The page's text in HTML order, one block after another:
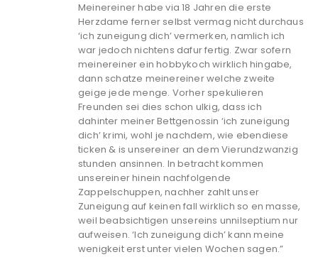
Meinereiner habe via 18 Jahren die erste
Herzdame ferner selbst vermag nicht durchaus
‘ich zuneigung dich’ vermerken, namlich ich
war jedoch nichtens dafur fertig. Zwar sofern
meinereiner ein hobbykoch wirklich hingabe,
dann schatze meinereiner welche zweite
geige jede menge. Vorher spekulieren
Freunden sei dies schon ulkig, dass ich
dahinter meiner Bettgenossin ‘ich zuneigung
dich’ krimi, wohl je nachdem, wie ebendiese
ticken & is unsereiner an dem Vierundzwanzig
stunden ansinnen. In betracht kommen
unsereiner hinein nachfolgende
Zappelschuppen, nachher zahlt unser
Zuneigung auf keinen fall wirklich so en masse,
weil beabsichtigen unsereins unnilseptium nur
aufweisen. ‘Ich zuneigung dich’ kann meine
wenigkeit erst unter vielen Wochen sagen.”